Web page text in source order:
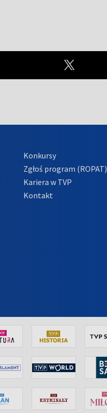
Konkursy
Zgłoś program (ROPAT)
Kariera w TVP
Kontakt